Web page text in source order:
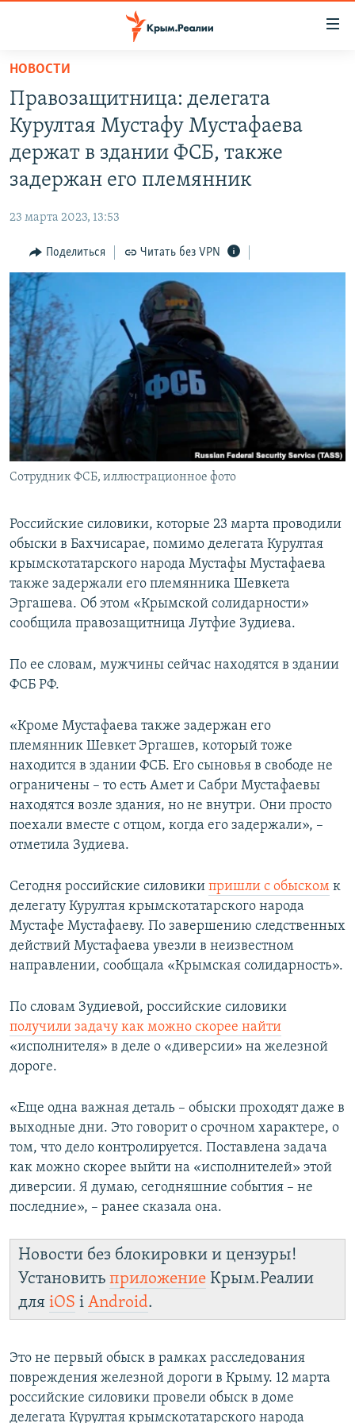
Вернуться
основному
содержанию
Вернутся
главной
Вернутся
поиску
СПЕЦПРОЕКТЫ
ВОДА
ИНТЕРАКТИВ
ИНФОГРАФИКА
ТЕЛЕПРОЕКТ КРЫМ.РЕАЛИИ
СОВЕТЫ ПРАВОЗАЩИТНИКОВ
ПРОПАВШИЕ БЕЗ ВЕСТИ
ПОБЕДИТЕЛЕЙ НЕ СУДЯТ?
КРЫМ.НЕПОКОРЕННЫЙ
ELIFBE
УКРАИНСКАЯ ПРОБЛЕМА КРЫМА
РАДІО СВОБОДА
КАК ОБОЙТИ БЛОКИРОВКУ
Українською
Qırımtatar
ПРИСОЕДИНЯЙТЕСЬ!
Все сайты RFE/RL
НОВОСТИ
Правозащитница: делегата
Курултая Мустафу Мустафаева
держат в здании ФСБ, также
задержан его племянник
23 марта 2023, 13:53
Поделиться Читать без VPN
Сотрудник ФСБ, иллюстрационное фото
Российские силовики, которые 23 марта проводили
обыски в Бахчисарае, помимо делегата Курултая
крымскотатарского народа Мустафы Мустафаева
также задержали его племянника Шевкета
Эргашева. Об этом «Крымской солидарности»
сообщила правозащитница Лутфие Зудиева.
По ее словам, мужчины сейчас находятся в здании
ФСБ РФ.
«Кроме Мустафаева также задержан его
племянник Шевкет Эргашев, который тоже
находится в здании ФСБ. Его сыновья в свободе не
ограничены – то есть Амет и Сабри Мустафаевы
находятся возле здания, но не внутри. Они просто
поехали вместе с отцом, когда его задержали», –
отметила Зудиева.
Сегодня российские силовики пришли с обыском к
делегату Курултая крымскотатарского народа
Мустафе Мустафаеву. По завершению следственных
действий Мустафаева увезли в неизвестном
направлении, сообщала «Крымская солидарность».
По словам Зудиевой, российские силовики
получили задачу как можно скорее найти
«исполнителя» в деле о «диверсии» на железной
дороге.
«Еще одна важная деталь – обыски проходят даже в
выходные дни. Это говорит о срочном характере, о
том, что дело контролируется. Поставлена задача
как можно скорее выйти на «исполнителей» этой
диверсии. Я думаю, сегодняшние события – не
последние», – ранее сказала она.
Новости без блокировки и цензуры!
Установить приложение Крым.Реалии
для iOS і Android.
Это не первый обыск в рамках расследования
повреждения железной дороги в Крыму. 12 марта
российские силовики провели обыск в доме
делегата Курултая крымскотатарского народа